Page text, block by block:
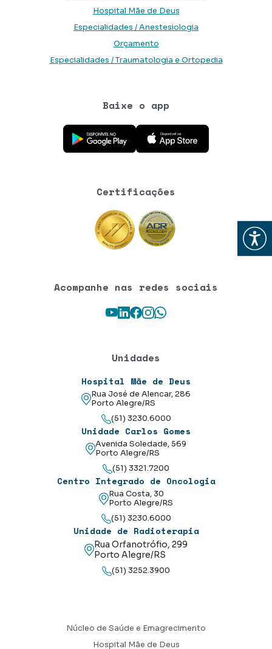
Abrir
Hospital Mãe de Deus
Especialidades / Anestesiologia
Orçamento
Especialidades / Traumatologia e Ortopedia
Baixe o app
Baixe o aplicativo na Google Play Store
Baixe o aplicativo na App Store
Certificações
Acompanhe nas redes sociais
Youtube
LinkedIn
Facebook
Instagram
WhatsApp
Unidades
Hospital Mãe de Deus
Rua José de Alencar, 286
Porto Alegre/RS
(51) 3230.6000
Unidade Carlos Gomes
Avenida Soledade, 569
Porto Alegre/RS
(51) 3321.7200
Centro Integrado de Oncologia
Rua Costa, 30
Porto Alegre/RS
(51) 3230.6000
Unidade de Radioterapia
Rua Orfanotrófio, 299
Porto Alegre/RS
(51) 3252.3900
Núcleo de Saúde e Emagrecimento
Hospital Mãe de Deus